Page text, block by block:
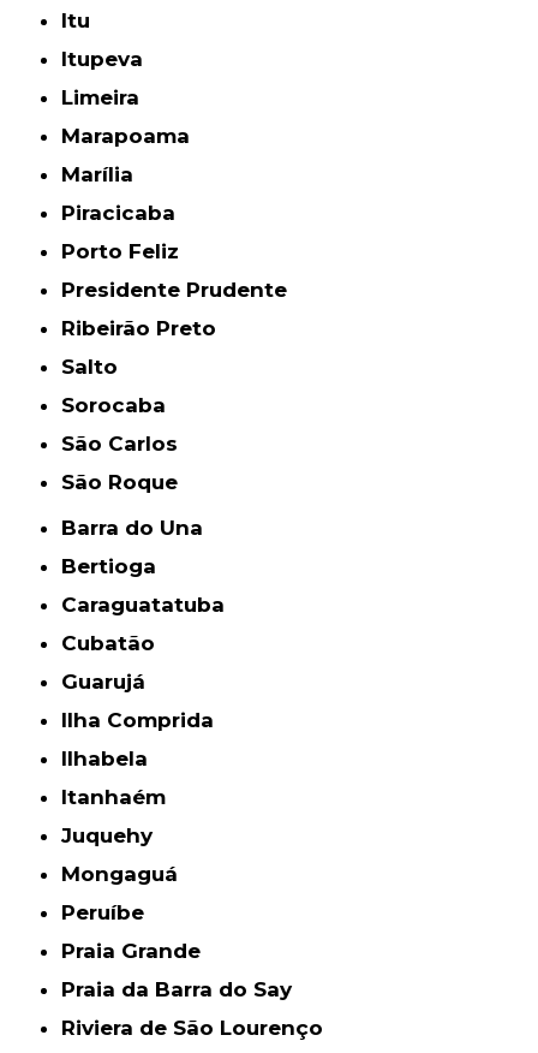
Itu
Itupeva
Limeira
Marapoama
Marília
Piracicaba
Porto Feliz
Presidente Prudente
Ribeirão Preto
Salto
Sorocaba
São Carlos
São Roque
Barra do Una
Bertioga
Caraguatatuba
Cubatão
Guarujá
Ilha Comprida
Ilhabela
Itanhaém
Juquehy
Mongaguá
Peruíbe
Praia Grande
Praia da Barra do Say
Riviera de São Lourenço